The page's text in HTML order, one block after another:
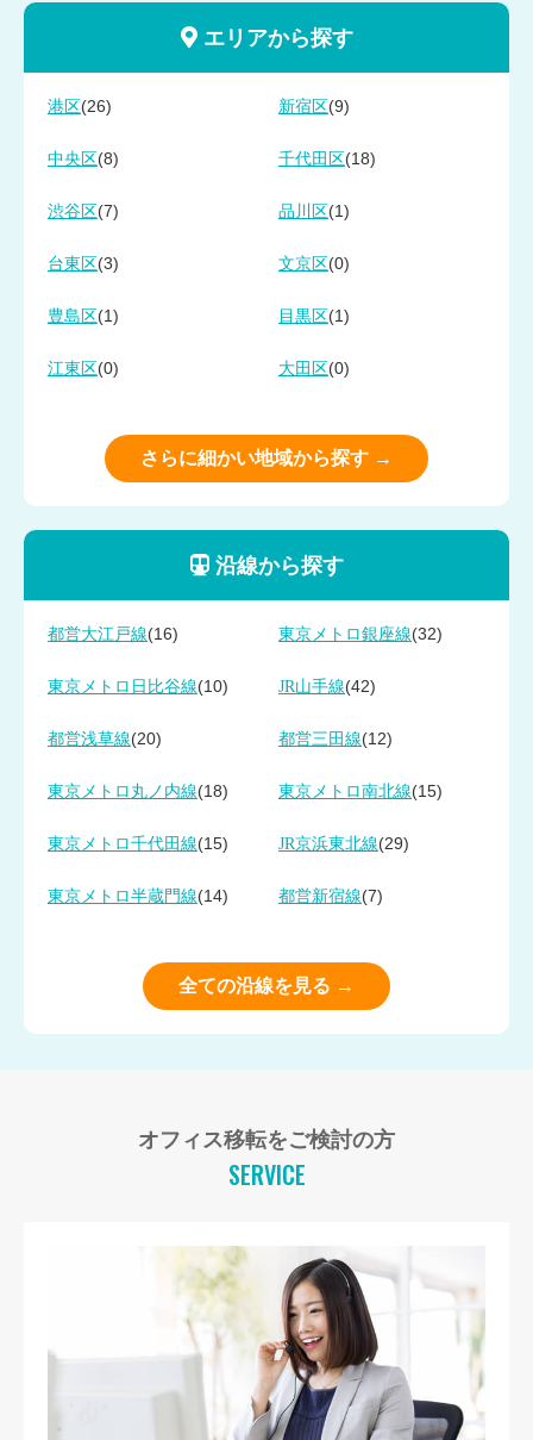
エリアから探す
港区 (26) 新宿区 (9)
中央区 (8) 千代田区 (18)
渋谷区 (7) 品川区 (1)
台東区 (3) 文京区 (0)
豊島区 (1) 目黒区 (1)
江東区 (0) 大田区 (0)
さらに細かい地域から探す →
沿線から探す
都営大江戸線(16) 東京メトロ銀座線(32)
東京メトロ日比谷線(10) JR山手線(42)
都営浅草線(20) 都営三田線(12)
東京メトロ丸ノ内線(18) 東京メトロ南北線(15)
東京メトロ千代田線(15) JR京浜東北線(29)
東京メトロ半蔵門線(14) 都営新宿線(7)
全ての沿線を見る →
オフィス移転をご検討の方
SERVICE